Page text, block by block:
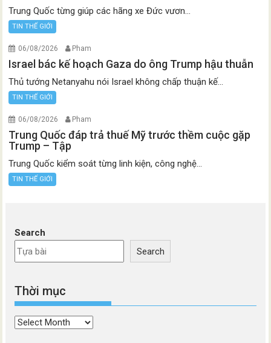
Trung Quốc từng giúp các hãng xe Đức vươn...
TIN THẾ GIỚI
06/08/2026 Pham
Israel bác kế hoạch Gaza do ông Trump hậu thuẫn
Thủ tướng Netanyahu nói Israel không chấp thuận kế...
TIN THẾ GIỚI
06/08/2026 Pham
Trung Quốc đáp trả thuế Mỹ trước thềm cuộc gặp
Trump – Tập
Trung Quốc kiểm soát từng linh kiện, công nghệ...
TIN THẾ GIỚI
Search
Search
Thời mục
Thời